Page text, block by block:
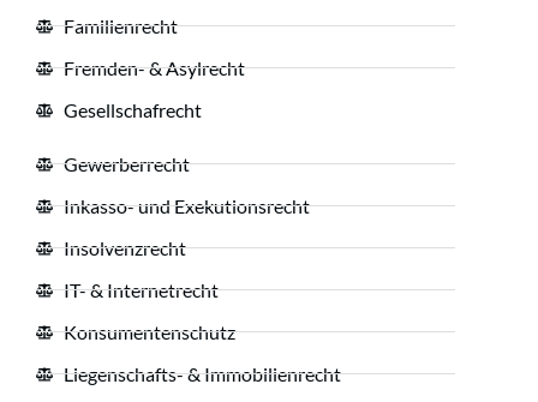
Familienrecht
Fremden- & Asylrecht
Gesellschafrecht
Gewerberrecht
Inkasso- und Exekutionsrecht
Insolvenzrecht
IT- & Internetrecht
Konsumentenschutz
Liegenschafts- & Immobilienrecht